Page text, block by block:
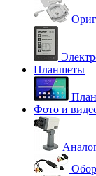
Планшеты
Фото и